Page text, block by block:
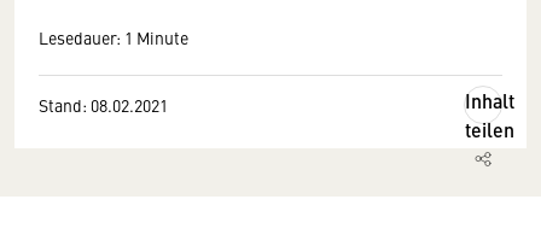
Lesedauer: 1 Minute
Stand: 08.02.2021
Inhalt
teilen